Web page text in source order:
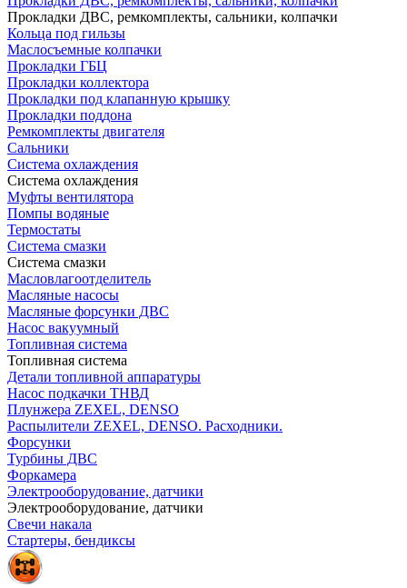
Прокладки ДВС, ремкомплекты, сальники, колпачки
Кольца под гильзы
Маслосъемные колпачки
Прокладки ГБЦ
Прокладки коллектора
Прокладки под клапанную крышку
Прокладки поддона
Ремкомплекты двигателя
Сальники
Система охлаждения
Система охлаждения
Муфты вентилятора
Помпы водяные
Термостаты
Система смазки
Система смазки
Масловлагоотделитель
Масляные насосы
Масляные форсунки ДВС
Насос вакуумный
Топливная система
Топливная система
Детали топливной аппаратуры
Насос подкачки ТНВД
Плунжера ZEXEL, DENSO
Распылители ZEXEL, DENSO. Расходники.
Форсунки
Турбины ДВС
Форкамера
Электрооборудование, датчики
Электрооборудование, датчики
Свечи накала
Стартеры, бендиксы